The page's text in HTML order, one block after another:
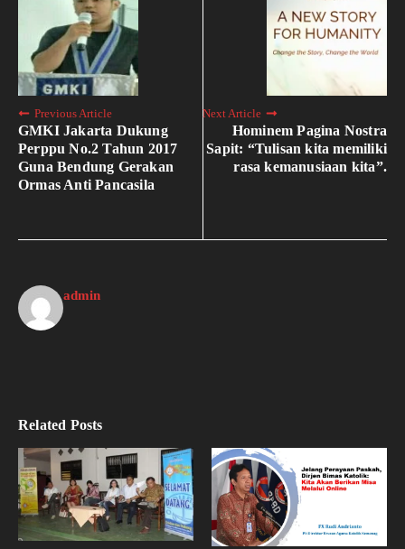
Previous Article
GMKI Jakarta Dukung
Perppu No.2 Tahun 2017
Guna Bendung Gerakan
Ormas Anti Pancasila
Next Article
Hominem Pagina Nostra
Sapit: “Tulisan kita memiliki
rasa kemanusiaan kita”.
admin
Related Posts